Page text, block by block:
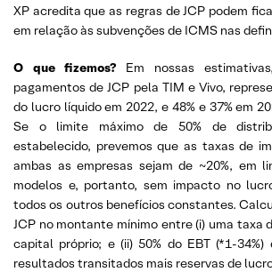
XP acredita que as regras de JCP podem
em relação às subvenções de ICMS nas
O que fizemos? Em nossas
pagamentos de JCP pela TIM e Vivo,
do lucro líquido em 2022, e 48% e 37% em
Se o limite máximo de 50% de
estabelecido, prevemos que as taxas de
ambas as empresas sejam de ~20%, em
modelos e, portanto, sem impacto no
todos os outros benefícios constantes.
JCP no montante mínimo entre (i) uma taxa
capital próprio; e (ii) 50% do EBT (*1-34%)
resultados transitados mais reservas de